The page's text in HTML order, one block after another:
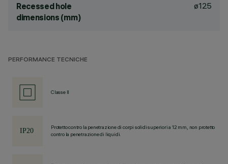
Recessed hole
dimensions (mm)
ø125
PERFORMANCE TECNICHE
Classe II
Protetto contro la penetrazione di corpi solidi superiori a 12 mm, non protetto
contro la penetrazione di liquidi.